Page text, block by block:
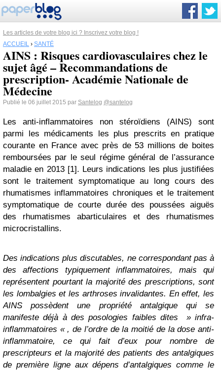
Les articles de votre blog ici ? Inscrivez votre blog !
ACCUEIL › SANTÉ
AINS : Risques cardiovasculaires chez le
sujet âgé – Recommandations de
prescription- Académie Nationale de
Médecine
Publié le 06 juillet 2015 par Santelog @santelog
Les anti-inflammatoires non stéroïdiens (AINS) sont
parmi les médicaments les plus prescrits en pratique
courante en France avec près de 53 millions de boites
remboursées par le seul régime général de l’assurance
maladie en 2013 [1]. Leurs indications les plus justifiées
sont le traitement symptomatique au long cours des
rhumatismes inflammatoires chroniques et le traitement
symptomatique de courte durée des poussées aiguës
des rhumatismes abarticulaires et des rhumatismes
microcristallins.
Des indications plus discutables, ne correspondant pas à
des affections typiquement inflammatoires, mais qui
représentent pourtant la majorité des prescriptions, sont
les lombalgies et les arthroses invalidantes. En effet, les
AINS possèdent une propriété antalgique qui se
manifeste déjà à des posologies faibles dites » infra-
inflammatoires « , de l’ordre de la moitié de la dose anti-
inflammatoire, ce qui fait d’eux pour nombre de
prescripteurs et la majorité des patients des antalgiques
de première ligne aux dépens d’antalgiques comme le